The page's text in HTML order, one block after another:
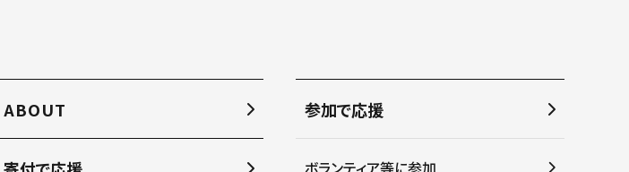
ABOUT 参加で応援
ボランティア等に参加